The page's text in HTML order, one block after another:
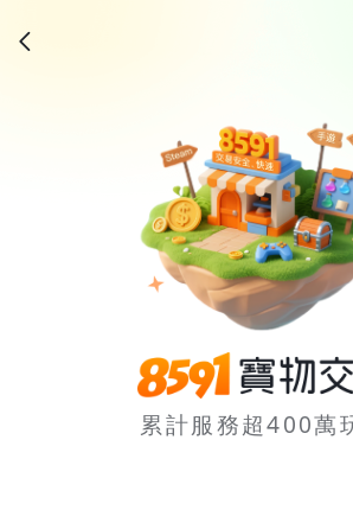
累計服務超400萬